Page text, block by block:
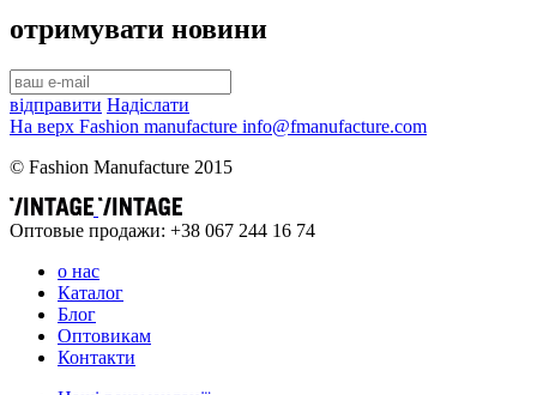
отримувати новини
відправити Надіслати
На верх Fashion manufacture info@fmanufacture.com
© Fashion Manufacture 2015
Оптовые продажи: +38 067 244 16 74
о нас
Каталог
Блог
Оптовикам
Контакти